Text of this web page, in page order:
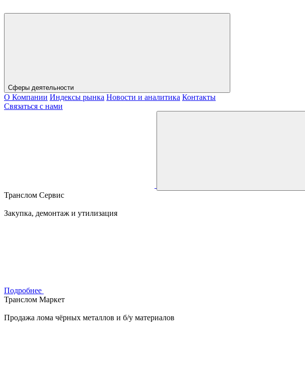
Сферы деятельности
О Компании Индексы рынка Новости и аналитика Контакты
Связаться с нами
Транслом Сервис
Закупка, демонтаж и утилизация
Подробнее
Транслом Маркет
Продажа лома чёрных металлов и б/у материалов